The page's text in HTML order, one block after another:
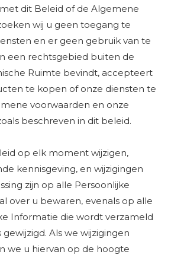
dit Beleid of de Algemene
wij u geen toegang te
en er geen gebruik van te
een rechtsgebied buiten de
Ruimte bevindt, accepteert
te kopen of onze diensten te
voorwaarden en onze
beschreven in dit beleid.
op elk moment wijzigen,
kennisgeving, en wijzigingen
zijn op alle Persoonlijke
over u bewaren, evenals op alle
Informatie die wordt verzameld
Als we wijzigingen
we u hiervan op de hoogte